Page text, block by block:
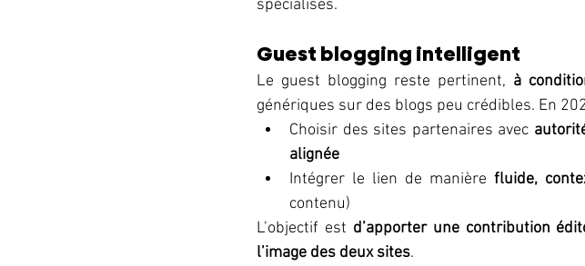
spécialisés.
Guest blogging intelligent
Le guest blogging reste pertinent, à
génériques sur des blogs peu crédibles. En
Choisir des sites partenaires avec
alignée
Intégrer le lien de manière fluide,
contenu)
L’objectif est d’apporter une contribution
l’image des deux sites.